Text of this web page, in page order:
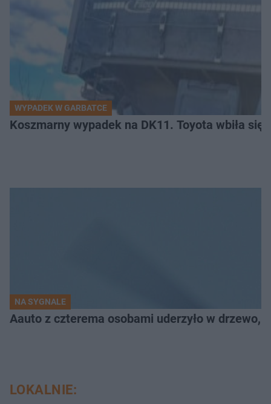
WYPADEK W GARBATCE
Koszmarny wypadek na DK11. Toyota wbiła się
NA SYGNALE
Aauto z czterema osobami uderzyło w drzewo,
LOKALNIE: